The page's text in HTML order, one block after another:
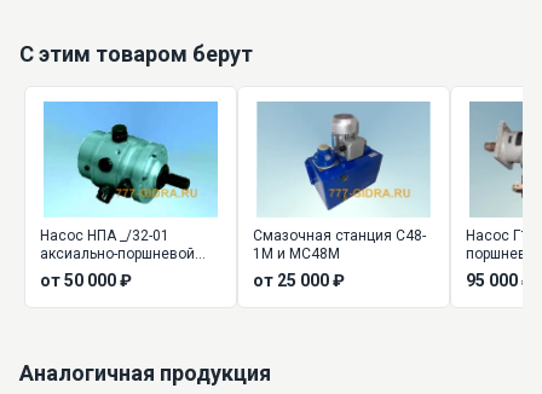
С этим товаром берут
Насос НПА _/32-01
аксиально-поршневой
нерегулируемый
от 50 000 ₽
Смазочная станция С48-
1М и МС48М
от 25 000 ₽
Насос
95 000 ₽
Аналогичная продукция